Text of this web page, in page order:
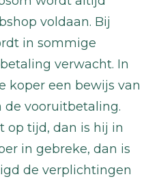
voldaan. Bij
in sommige
verwacht. In
koper een bewijs van
de vooruitbetaling.
op tijd, dan is hij in
in gebreke, dan is
de verplichtingen